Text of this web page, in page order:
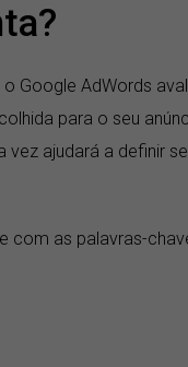
Google AdWords
para o seu
vez ajudará a definir
com as palavras-